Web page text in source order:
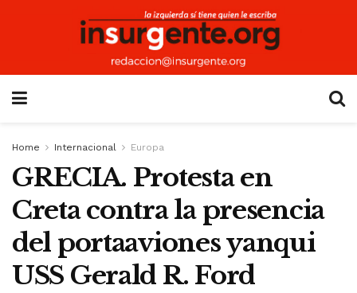
Home Internacional Europa
GRECIA. Protesta en
Creta contra la presencia
del portaaviones yanqui
USS Gerald R. Ford